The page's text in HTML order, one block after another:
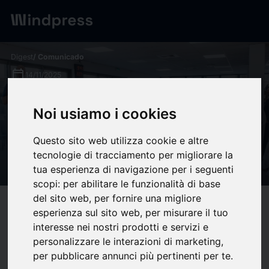
Noi usiamo i cookies
Questo sito web utilizza cookie e altre
tecnologie di tracciamento per migliorare la
tua esperienza di navigazione per i seguenti
scopi: per abilitare le funzionalità di base
del sito web, per fornire una migliore
esperienza sul sito web, per misurare il tuo
interesse nei nostri prodotti e servizi e
personalizzare le interazioni di marketing,
per pubblicare annunci più pertinenti per te.
Digest/ Comunicado
calendar_today 14/11/2025
Piloter Onet en Prévention
2025 : ensemble pour une
culture santé et sécurité
renforcée
help
Ahorrar(0)bookmark_borderupload Compartir
Deux thématiques